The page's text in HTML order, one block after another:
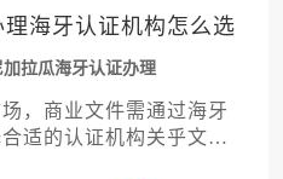
海牙认证机构怎么选
加拉瓜海牙认证办理
，商业文件需通过海牙
适的认证机构关乎文件